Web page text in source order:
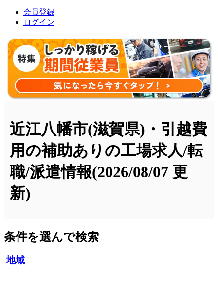
会員登録
ログイン
近江八幡市(滋賀県)・引越費
用の補助ありの工場求人/転
職/派遣情報(2026/08/07 更
新)
条件を選んで検索
地域